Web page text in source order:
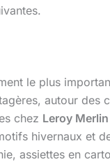
le plus
autour des
chez Leroy Merlin
hivernaux et
assiettes en